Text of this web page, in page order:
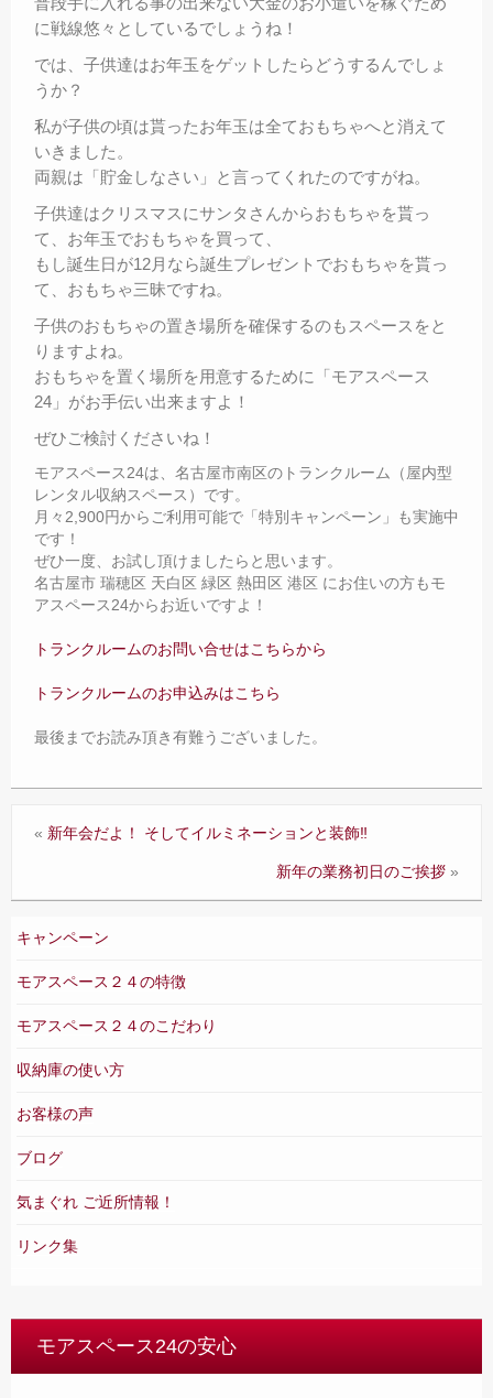
交通アクセス
– Access –
– Company –
お問合せ
キャンペーン
モアスペース２４の特徴
モアスペース２４のこだわり
収納庫の使い方
お客様の声
ブログ
気まぐれ ご近所情報！
リンク集
モアスペース24の安心
に戦線悠々としているでしょうね！
では、子供達はお年玉をゲットしたらどうするんでしょ
うか？
私が子供の頃は貰ったお年玉は全ておもちゃへと消えて
いきました。
両親は「貯金しなさい」と言ってくれたのですがね。
子供達はクリスマスにサンタさんからおもちゃを貰っ
て、お年玉でおもちゃを買って、
もし誕生日が12月なら誕生プレゼントでおもちゃを貰っ
て、おもちゃ三昧ですね。
子供のおもちゃの置き場所を確保するのもスペースをと
りますよね。
おもちゃを置く場所を用意するために「モアスペース
24」がお手伝い出来ますよ！
ぜひご検討くださいね！
モアスペース24は、名古屋市南区のトランクルーム（屋内型
レンタル収納スペース）です。
月々2,900円からご利用可能で「特別キャンペーン」も実施中
です！
ぜひ一度、お試し頂けましたらと思います。
名古屋市 瑞穂区 天白区 緑区 熱田区 港区 にお住いの方もモ
アスペース24からお近いですよ！
トランクルームのお問い合せはこちらから
トランクルームのお申込みはこちら
最後までお読み頂き有難うございました。
« 新年会だよ！ そしてイルミネーションと装飾‼
新年の業務初日のご挨拶 »